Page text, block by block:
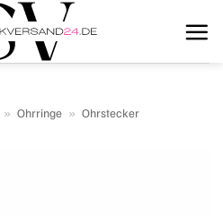
» Ohrringe » Ohrstecker